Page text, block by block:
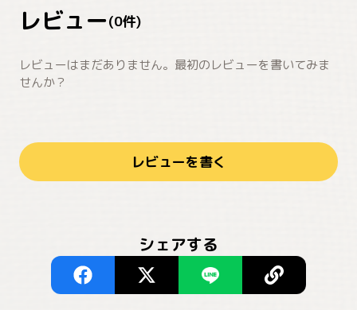
レビュー(0件)
レビューはまだありません。最初のレビューを書いてみま
せんか？
レビューを書く
シェアする